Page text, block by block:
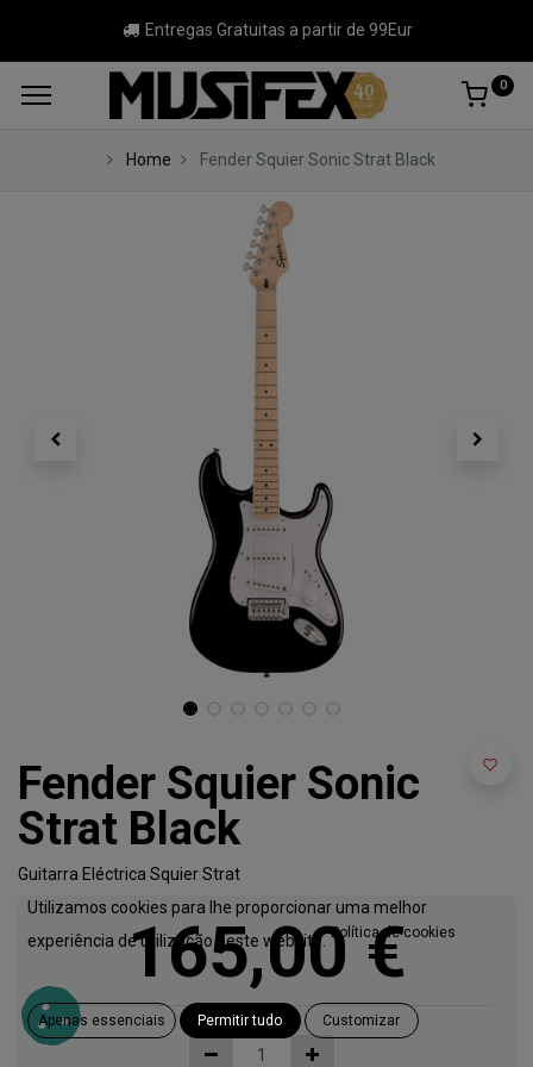
Entregas Gratuitas a partir de 99Eur
0
Home Fender Squier Sonic Strat Black
Fender Squier Sonic
Strat Black
Guitarra Eléctrica Squier Strat
165,00€
Utilizamos cookies para lhe proporcionar uma melhor
experiência de utilização neste website. Política de cookies
Apenas essenciais Permitir tudo Customizar